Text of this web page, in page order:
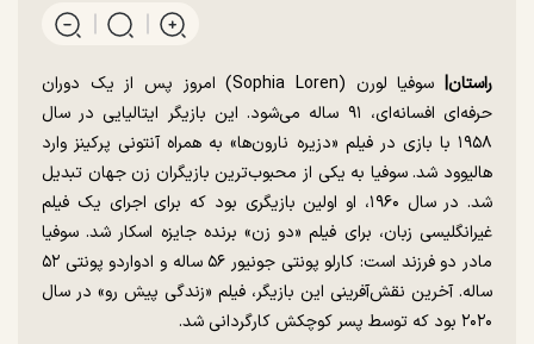
راستان|
سوفیا لورن (Sophia Loren) امروز پس از یک دوران
حرفه‌ای افسانه‌ای، ۹۱ ساله می‌شود. این بازیگر ایتالیایی در سال
۱۹۵۸ با بازی در فیلم «دزیره نارون‌ها» به همراه آنتونی پرکینز وارد
هالیوود شد. سوفیا به یکی از محبوب‌ترین بازیگران زن جهان تبدیل
شد. در سال ۱۹۶۰، او اولین بازیگری بود که برای اجرای یک فیلم
غیرانگلیسی زبان، برای فیلم «دو زن» برنده جایزه اسکار شد. سوفیا
مادر دو فرزند است: کارلو پونتی جونیور ۵۶ ساله و ادواردو پونتی ۵۲
ساله. آخرین نقش‌آفرینی این بازیگر، فیلم «زندگی پیش رو» در سال
۲۰۲۰ بود که توسط پسر کوچکش کارگردانی شد.